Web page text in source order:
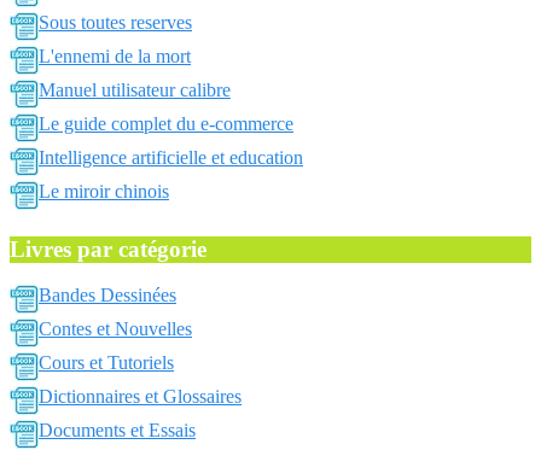
Sous toutes reserves
L'ennemi de la mort
Manuel utilisateur calibre
Le guide complet du e-commerce
Intelligence artificielle et education
Le miroir chinois
Livres par catégorie
Bandes Dessinées
Contes et Nouvelles
Cours et Tutoriels
Dictionnaires et Glossaires
Documents et Essais